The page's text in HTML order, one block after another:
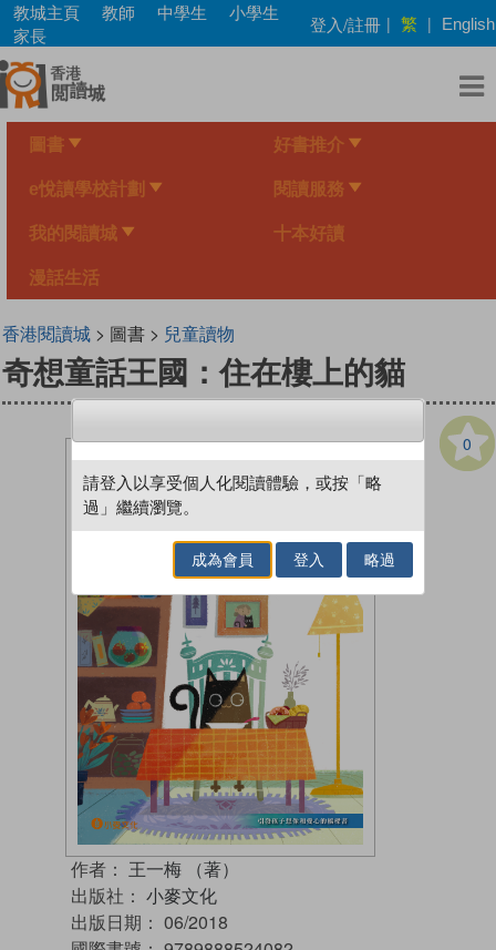
Skip
main
content
教城主頁 教師 中學生
小學生
家長
登入/註冊 | 繁 | English
圖書 好書推介
e悅讀學校計劃 閱讀服務
我的閱讀城 十本好讀
漫話生活
香港閱讀城> 圖書 > 兒童讀物
奇想童話王國：住在樓上的貓
0
作者： 王一梅 （著）
出版社： 小麥文化
出版日期： 06/2018
請登入以享受個人化閱讀體驗，或按「略
過」繼續瀏覽。
成為會員 登入 略過